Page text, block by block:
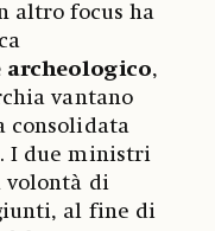
altro focus ha
archeologico,
vantano
consolidata
I due ministri
volontà di
al fine di